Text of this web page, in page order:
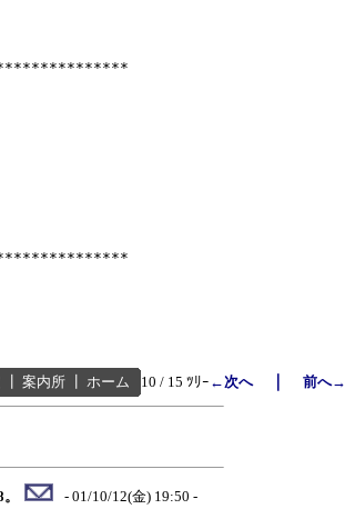
案内所 ホーム 10 / 15 ﾂﾘｰ ←次へ｜ 前へ→
- 01/10/12(金) 19:50 -